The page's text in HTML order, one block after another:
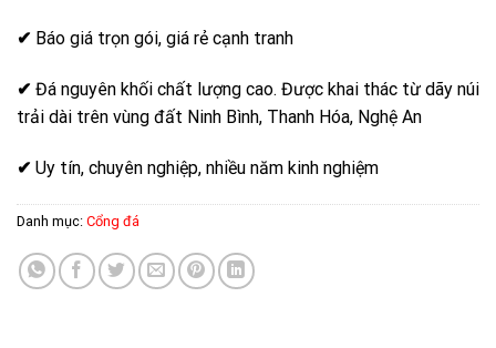
✔ Báo giá trọn gói, giá rẻ cạnh tranh
✔ Đá nguyên khối chất lượng cao. Được khai thác từ dãy núi
trải dài trên vùng đất Ninh Bình, Thanh Hóa, Nghệ An
✔ Uy tín, chuyên nghiệp, nhiều năm kinh nghiệm
Danh mục: Cổng đá